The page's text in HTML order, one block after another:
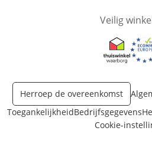
Veilig
Opent in
Herroep de overeenkomst
ToegankelijkheidBedrijfsgegevens
Cookie-